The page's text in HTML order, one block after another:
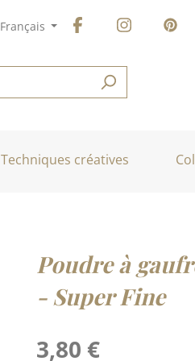
Français
Techniques créatives
Poudre à
- Super Fine
Prix régulier :
3,80 €